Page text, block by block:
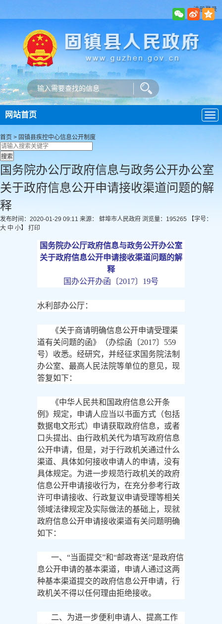
注册登录
导
航
网站首页
首页 > 固镇县疾控中心信息公开制度
国务院办公厅政府信息与政务公开办公室
关于政府信息公开申请接收渠道问题的解
释
发布时间：2020-01-29 09:11 来源： 蚌埠市人民政府 浏览量： 195265
【字号：
大 中 小】 打印
国务院办公厅政府信息与政务公开办公室
关于政府信息公开申请接收渠道问题的解
释
国办公开办函〔2017〕19号
水利部办公厅：
《关于商请明确信息公开申请受理渠
道有关问题的函》（办综函〔2017〕559
号）收悉。经研究，并经征求国务院法制
办公室、最高人民法院等单位的意见，现
答复如下：
《中华人民共和国政府信息公开条
例》规定，申请人应当以书面方式（包括
数据电文形式）申请获取政府信息，或者
口头提出、由行政机关代为填写政府信息
公开申请，但是，对于行政机关通过什么
渠道、具体如何接收申请人的申请，没有
具体规定。为进一步规范行政机关的政府
信息公开申请接收行为，在充分参考行政
许可申请接收、行政复议申请受理等相关
领域法律规定及实际做法的基础上，现就
政府信息公开申请接收渠道有关问题明确
如下：
一、“当面提交”和“邮政寄送”是政府信
息公开申请的基本渠道，申请人通过这两
种基本渠道提交的政府信息公开申请，行
政机关不得以任何理由拒绝接收。
二、为进一步便利申请人、提高工作